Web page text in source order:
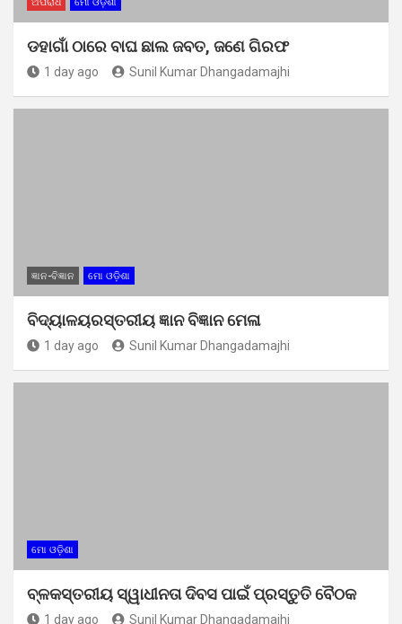
ଡହାଗାଁ ଠାରେ ବାଘ ଛାଲ ଜବତ, ଜଣେ ଗିରଫ
1 day ago Sunil Kumar Dhangadamajhi
ଜ୍ଞାନ-ବିଜ୍ଞାନ ମୋ ଓଡ଼ିଶା
ବିଦ୍ୟାଳୟରସ୍ତରୀୟ ଜ୍ଞାନ ବିଜ୍ଞାନ ମେଳା
1 day ago Sunil Kumar Dhangadamajhi
ମୋ ଓଡ଼ିଶା
ବ୍ଳକସ୍ତରୀୟ ସ୍ୱାଧୀନତା ଦିବସ ପାଇଁ ପ୍ରସ୍ତୁତି ବୈଠକ
1 day ago Sunil Kumar Dhangadamajhi